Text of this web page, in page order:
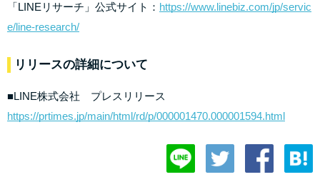
「LINEリサーチ」公式サイト： https://www.linebiz.com/jp/servic
e/line-research/
リリースの詳細について
■LINE株式会社 プレスリリース
https://prtimes.jp/main/html/rd/p/000001470.000001594.html